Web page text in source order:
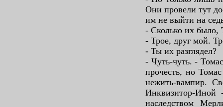
Они провели тут
им не выйти на
- Сколько их было,
- Трое, друг мой.
- Ты их разглядел?
- Чуть-чуть. -
прочесть, но
нежить-вампир.
Инквизитор-Иной
наследством